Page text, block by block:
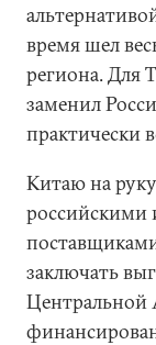
время шел
региона. Для
заменил
практически
Китаю на
российскими
заключать
Центральной